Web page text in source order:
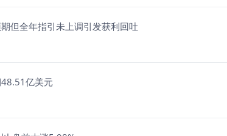
但全年指引未上调引发获利回吐
亿美元